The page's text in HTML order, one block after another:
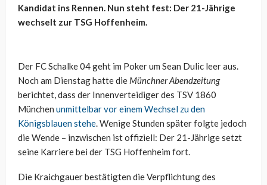
Kandidat ins Rennen. Nun steht fest: Der 21-Jährige
wechselt zur TSG Hoffenheim.
Der FC Schalke 04 geht im Poker um Sean Dulic leer aus.
Noch am Dienstag hatte die Münchner Abendzeitung
berichtet, dass der Innenverteidiger des TSV 1860
München unmittelbar vor einem Wechsel zu den
Königsblauen stehe. Wenige Stunden später folgte jedoch
die Wende – inzwischen ist offiziell: Der 21-Jährige setzt
seine Karriere bei der TSG Hoffenheim fort.
Die Kraichgauer bestätigten die Verpflichtung des